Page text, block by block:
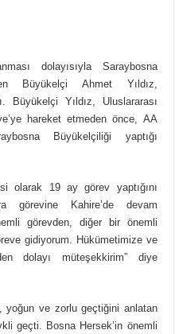
dolayısıyla Saraybosna
Büyükelçi Ahmet Yıldız,
Büyükelçi Yıldız, Uluslararası
hareket etmeden önce, AA
Büyükelçiliği yaptığı
olarak 19 ay görev yaptığını
görevine Kahire’de devam
görevden, diğer bir önemli
gidiyorum. Hükümetimize ve
dolayı müteşekkirim” diye
yoğun ve zorlu geçtiğini anlatan
geçti. Bosna Hersek’in önemli